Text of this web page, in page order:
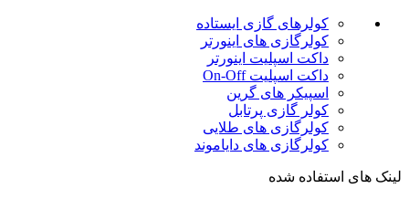
کولرهای گازی ایستاده
کولرگازی های اینورتر
داکت اسپلیت اینورتر
داکت اسپلیت On-Off
اسپیکر های گرین
کولر گازی پرتابل
کولرگازی های طلایی
کولرگازی های دایاموند
لینک های استفاده شده